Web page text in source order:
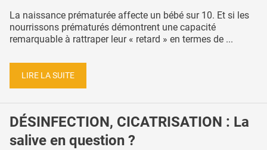
La naissance prématurée affecte un bébé sur 10. Et si les
nourrissons prématurés démontrent une capacité
remarquable à rattraper leur « retard » en termes de ...
LIRE LA SUITE
DÉSINFECTION, CICATRISATION : La
salive en question ?